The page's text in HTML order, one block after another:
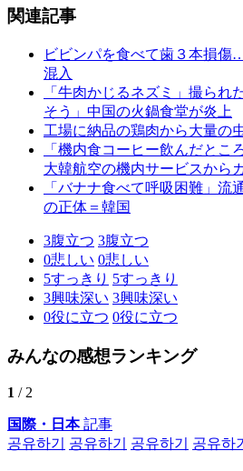
関連記事
ビビンパを食べて歯３本損傷
混入
「牛肉かじるネズミ」撮ら
そう」中国の火鍋食堂が炎上
工場に納品の鶏肉から大量の
「機内食コーヒー飲んだと
大韓航空の機内サービスから
「バナナ食べて呼吸困難」流
の正体＝韓国
3腹立つ 3腹立つ
0悲しい 0悲しい
5すっきり 5すっきり
3興味深い 3興味深い
0役に立つ 0役に立つ
みんなの感想ランキング
1 / 2
国際・日本記事
공유하기
공유하기 공유하기 공유하기